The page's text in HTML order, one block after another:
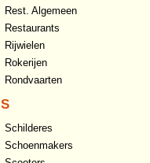
Rest. Algemeen
Restaurants
Rijwielen
Rokerijen
Rondvaarten
S
Schilderes
Schoenmakers